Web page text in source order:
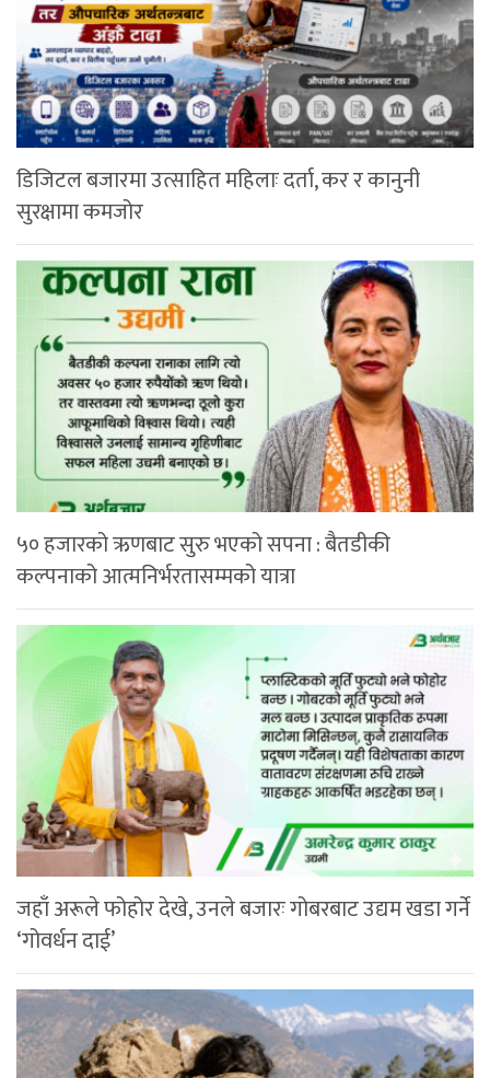
डिजिटल बजारमा उत्साहित महिलाः दर्ता, कर र कानुनी
सुरक्षामा कमजोर
५० हजारको ऋणबाट सुरु भएको सपना : बैतडीकी
कल्पनाको आत्मनिर्भरतासम्मको यात्रा
जहाँ अरूले फोहोर देखे, उनले बजारः गोबरबाट उद्यम खडा गर्ने
‘गोवर्धन दाई’